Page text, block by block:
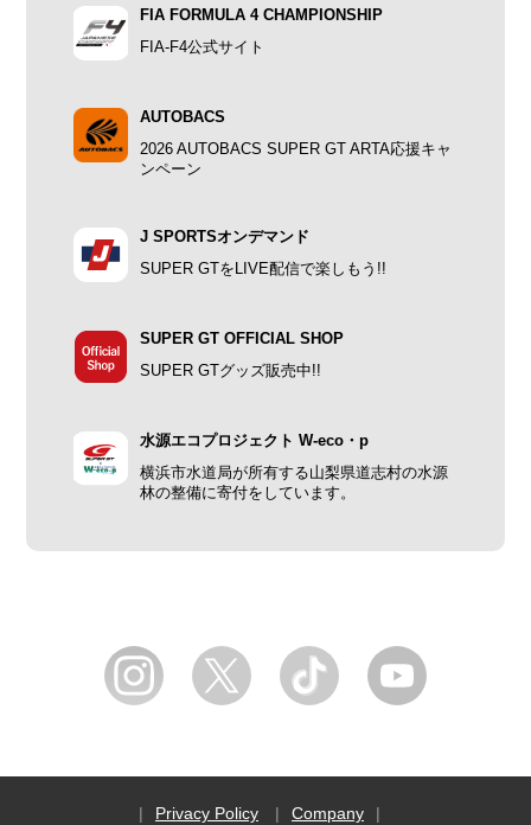
FIA FORMULA 4 CHAMPIONSHIP
FIA-F4公式サイト
AUTOBACS
2026 AUTOBACS SUPER GT ARTA応援キャ
ンペーン
J SPORTSオンデマンド
SUPER GTをLIVE配信で楽しもう!!
SUPER GT OFFICIAL SHOP
SUPER GTグッズ販売中!!
水源エコプロジェクト W-eco・p
横浜市水道局が所有する山梨県道志村の水源
林の整備に寄付をしています。
Privacy Policy Company